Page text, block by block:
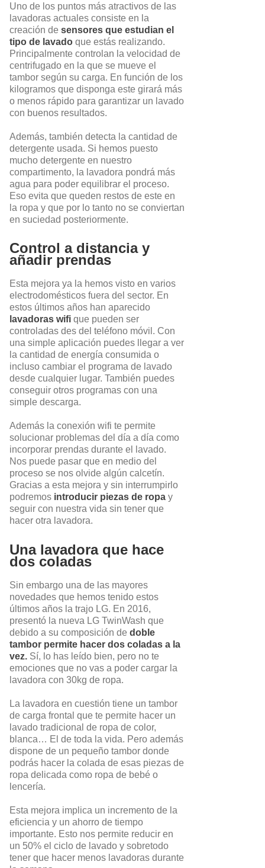
Uno de los puntos más atractivos de las
lavadoras actuales consiste en la
creación de sensores que estudian el
tipo de lavado que estás realizando.
Principalmente controlan la velocidad de
centrifugado en la que se mueve el
tambor según su carga. En función de los
kilogramos que disponga este girará más
o menos rápido para garantizar un lavado
con buenos resultados.
Además, también detecta la cantidad de
detergente usada. Si hemos puesto
mucho detergente en nuestro
compartimento, la lavadora pondrá más
agua para poder equilibrar el proceso.
Eso evita que queden restos de este en
la ropa y que por lo tanto no se conviertan
en suciedad posteriormente.
Control a distancia y
añadir prendas
Esta mejora ya la hemos visto en varios
electrodomésticos fuera del sector. En
estos últimos años han aparecido
lavadoras wifi que pueden ser
controladas des del teléfono móvil. Con
una simple aplicación puedes llegar a ver
la cantidad de energía consumida o
incluso cambiar el programa de lavado
desde cualquier lugar. También puedes
conseguir otros programas con una
simple descarga.
Además la conexión wifi te permite
solucionar problemas del día a día como
incorporar prendas durante el lavado.
Nos puede pasar que en medio del
proceso se nos olvide algún calcetín.
Gracias a esta mejora y sin interrumpirlo
podremos introducir piezas de ropa y
seguir con nuestra vida sin tener que
hacer otra lavadora.
Una lavadora que hace
dos coladas
Sin embargo una de las mayores
novedades que hemos tenido estos
últimos años la trajo LG. En 2016,
presentó la nueva LG TwinWash que
debido a su composición de doble
tambor permite hacer dos coladas a la
vez. Sí, lo has leído bien, pero no te
emociones que no vas a poder cargar la
lavadora con 30kg de ropa.
La lavadora en cuestión tiene un tambor
de carga frontal que te permite hacer un
lavado tradicional de ropa de color,
blanca… El de toda la vida. Pero además
dispone de un pequeño tambor donde
podrás hacer la colada de esas piezas de
ropa delicada como ropa de bebé o
lencería.
Esta mejora implica un incremento de la
eficiencia y un ahorro de tiempo
importante. Esto nos permite reducir en
un 50% el ciclo de lavado y sobretodo
tener que hacer menos lavadoras durante